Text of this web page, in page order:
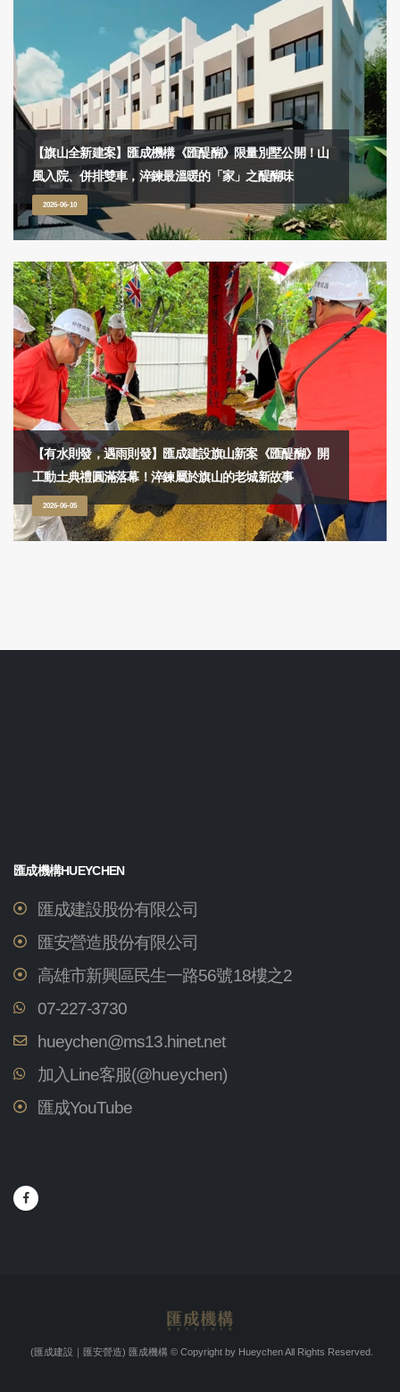
【旗山全新建案】匯成機構《匯醍醐》限量別墅公開！山
風入院、併排雙車，淬鍊最溫暖的「家」之醍醐味
2026-06-10
【有水則發，遇雨則發】匯成建設旗山新案《匯醍醐》開
工動土典禮圓滿落幕！淬鍊屬於旗山的老城新故事
2026-06-05
匯成機構HUEYCHEN
匯成建設股份有限公司
匯安營造股份有限公司
高雄市新興區民生一路56號18樓之2
07-227-3730
hueychen@ms13.hinet.net
加入Line客服(@hueychen)
匯成YouTube
(匯成建設｜匯安營造) 匯成機構 © Copyright by Hueychen All Rights Reserved.